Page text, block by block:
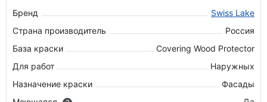
Бренд
Swiss Lake
Страна производитель
Россия
База краски
Covering Wood Protector
Для работ
Наружных
Назначение краски
Фасады